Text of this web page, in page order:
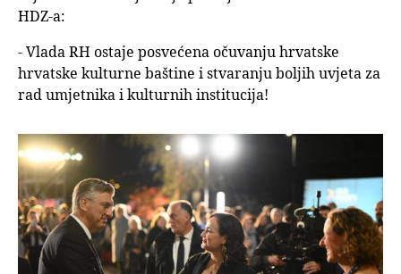
HDZ-a:
- Vlada RH ostaje posvećena očuvanju hrvatske
hrvatske kulturne baštine i stvaranju boljih uvjeta za
rad umjetnika i kulturnih institucija!